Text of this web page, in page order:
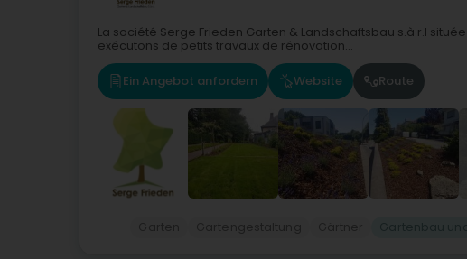
La société Serge Frieden Garten & Landschaftsbau s.à r.l
exécutons de petits travaux de rénovation...
Ein Angebot anfordern Website Route